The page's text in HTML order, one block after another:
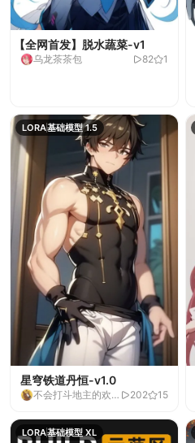
【全网首发】脱水蔬菜-v1
乌龙茶茶包 82 1
LORA基础模型 1.5
星穹铁道丹恒-v1.0
不会打斗地主的欢
202 15
LORA基础模型 XL